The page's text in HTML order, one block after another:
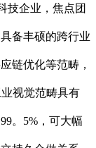
技企业，焦点团
备丰硕的跨行业
链优化等范畴，
视觉范畴具有
。5%，可大幅